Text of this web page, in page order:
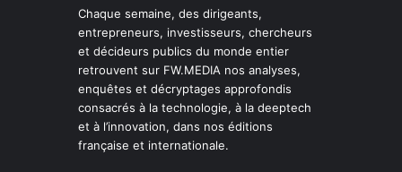
Chaque semaine, des dirigeants,
entrepreneurs, investisseurs, chercheurs
et décideurs publics du monde entier
retrouvent sur FW.MEDIA nos analyses,
enquêtes et décryptages approfondis
consacrés à la technologie, à la deeptech
et à l’innovation, dans nos éditions
française et internationale.